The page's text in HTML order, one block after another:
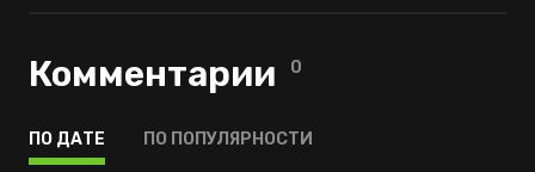
Комментарии 0
ПО ДАТЕ ПО ПОПУЛЯРНОСТИ